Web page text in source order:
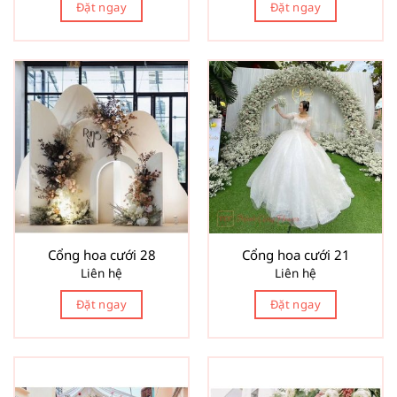
Đặt ngay Đặt ngay
Cổng hoa cưới 28
Liên hệ
Đặt ngay
Cổng hoa cưới 21
Liên hệ
Đặt ngay